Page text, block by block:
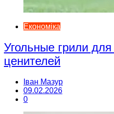
Економіка
Угольные грили
ценителей
Іван Мазур
09.02.2026
0